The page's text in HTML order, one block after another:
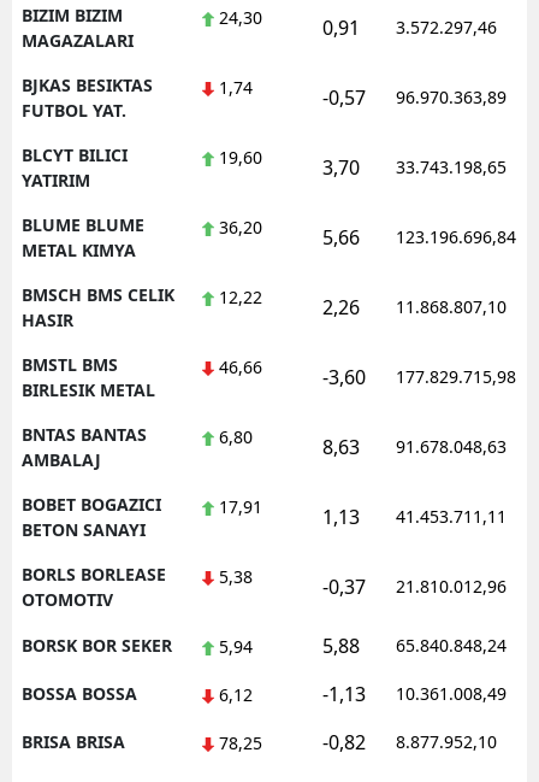
BIZIM BIZIM
MAGAZALARI
24,30 0,91 3.572.297,46
BJKAS BESIKTAS
FUTBOL YAT.
1,74 -0,57 96.970.363,89
BLCYT BILICI
YATIRIM
19,60 3,70 33.743.198,65
BLUME BLUME
METAL KIMYA
36,20 5,66 123.196.696,84
BMSCH BMS CELIK
HASIR
12,22 2,26 11.868.807,10
BMSTL BMS
BIRLESIK METAL
46,66 -3,60 177.829.715,98
BNTAS BANTAS
AMBALAJ
6,80 8,63 91.678.048,63
BOBET BOGAZICI
BETON SANAYI
17,91 1,13 41.453.711,11
BORLS BORLEASE
OTOMOTIV
5,38 -0,37 21.810.012,96
BORSK BOR SEKER 5,94 5,88 65.840.848,24
BOSSA BOSSA 6,12 -1,13 10.361.008,49
BRISA BRISA 78,25 -0,82 8.877.952,10